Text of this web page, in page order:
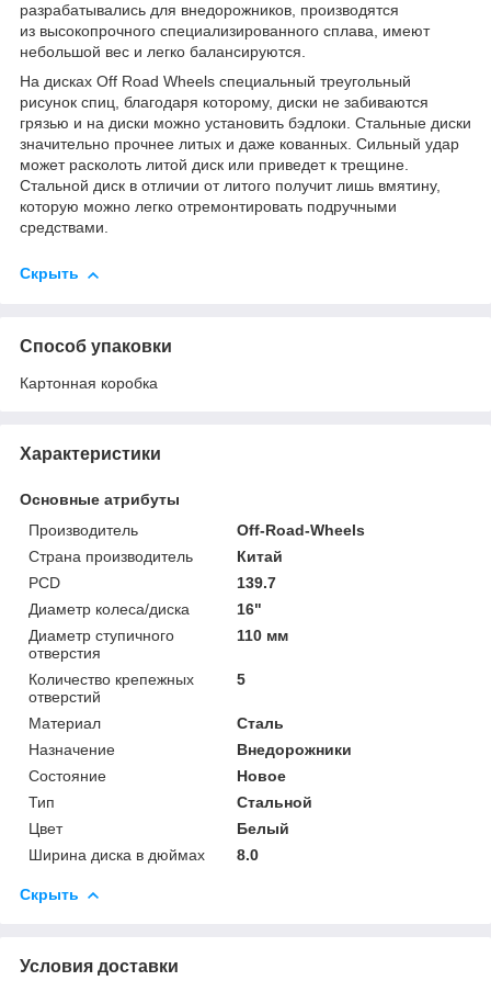
разрабатывались для внедорожников, производятся
из высокопрочного специализированного сплава, имеют
небольшой вес и легко балансируются.
На дисках Off Road Wheels специальный треугольный
рисунок спиц, благодаря которому, диски не забиваются
грязью и на диски можно установить бэдлоки. Стальные диски
значительно прочнее литых и даже кованных. Сильный удар
может расколоть литой диск или приведет к трещине.
Стальной диск в отличии от литого получит лишь вмятину,
которую можно легко отремонтировать подручными
средствами.
Скрыть
Способ упаковки
Картонная коробка
Характеристики
Основные атрибуты
Производитель
Off-Road-Wheels
Страна производитель
Китай
PCD
139.7
Диаметр колеса/диска
16"
Диаметр ступичного
отверстия
110 мм
Количество крепежных
отверстий
5
Материал
Сталь
Назначение
Внедорожники
Состояние
Новое
Тип
Стальной
Цвет
Белый
Ширина диска в дюймах
8.0
Скрыть
Условия доставки